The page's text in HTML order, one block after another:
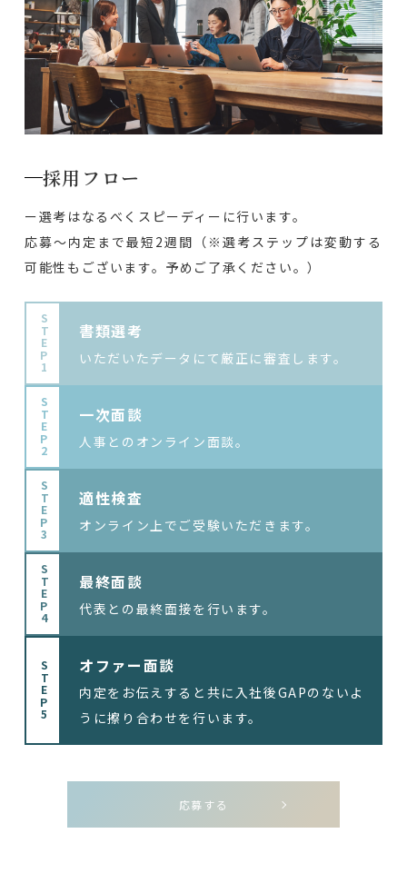
採用フロー
ー選考はなるべくスピーディーに行います。
応募〜内定まで最短2週間（※選考ステップは変動する
可能性もございます。予めご了承ください。）
STEP1 書類選考
いただいたデータにて厳正に審査します。
STEP2 一次面談
人事とのオンライン面談。
STEP3 適性検査
オンライン上でご受験いただきます。
STEP4 最終面談
代表との最終面接を行います。
STEP5 オファー面談
内定をお伝えすると共に入社後GAPのないよ
うに擦り合わせを行います。
応募する